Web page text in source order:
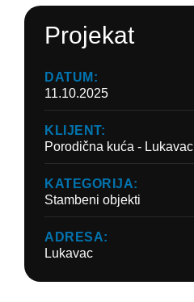
Projekat
DATUM:
11.10.2025
KLIJENT:
Porodična kuća - Lukavac
KATEGORIJA:
Stambeni objekti
ADRESA:
Lukavac